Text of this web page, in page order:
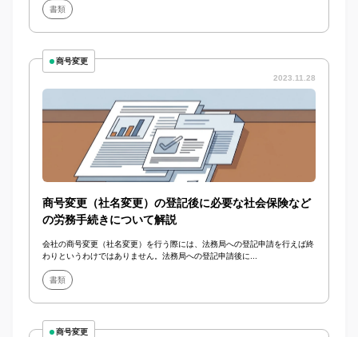
書類
商号変更
2023.11.28
商号変更（社名変更）の登記後に必要な社会保険など
の労務手続きについて解説
会社の商号変更（社名変更）を行う際には、法務局への登記申請を行えば終
わりというわけではありません。法務局への登記申請後に...
書類
商号変更